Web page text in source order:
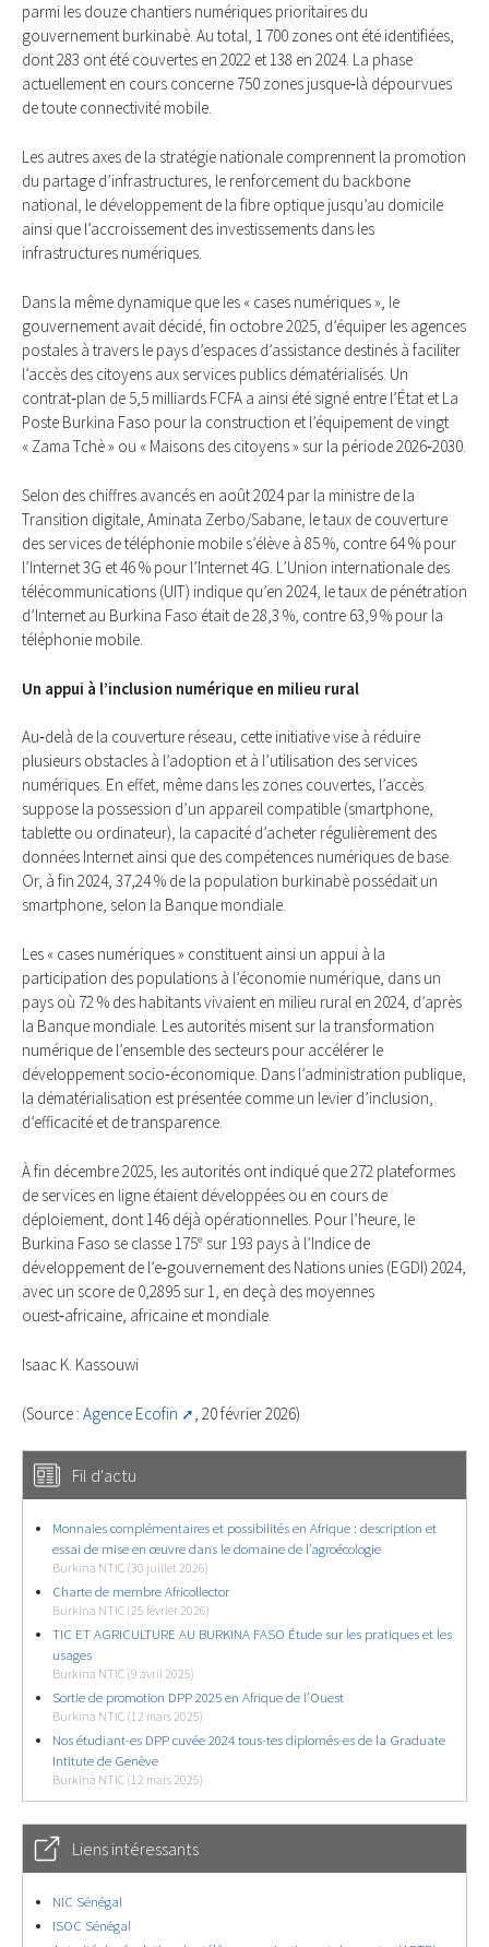
parmi les douze chantiers numériques prioritaires du
gouvernement burkinabè. Au total, 1 700 zones ont été identifiées,
dont 283 ont été couvertes en 2022 et 138 en 2024. La phase
actuellement en cours concerne 750 zones jusque‑là dépourvues
de toute connectivité mobile.
Les autres axes de la stratégie nationale comprennent la promotion
du partage d’infrastructures, le renforcement du backbone
national, le développement de la fibre optique jusqu’au domicile
ainsi que l’accroissement des investissements dans les
infrastructures numériques.
Dans la même dynamique que les « cases numériques », le
gouvernement avait décidé, fin octobre 2025, d’équiper les agences
postales à travers le pays d’espaces d’assistance destinés à faciliter
l’accès des citoyens aux services publics dématérialisés. Un
contrat‑plan de 5,5 milliards FCFA a ainsi été signé entre l’État et La
Poste Burkina Faso pour la construction et l’équipement de vingt
« Zama Tchè » ou « Maisons des citoyens » sur la période 2026‑2030.
Selon des chiffres avancés en août 2024 par la ministre de la
Transition digitale, Aminata Zerbo/Sabane, le taux de couverture
des services de téléphonie mobile s’élève à 85 %, contre 64 % pour
l’Internet 3G et 46 % pour l’Internet 4G. L’Union internationale des
télécommunications (UIT) indique qu’en 2024, le taux de pénétration
d’Internet au Burkina Faso était de 28,3 %, contre 63,9 % pour la
téléphonie mobile.
Un appui à l’inclusion numérique en milieu rural
Au‑delà de la couverture réseau, cette initiative vise à réduire
plusieurs obstacles à l’adoption et à l’utilisation des services
numériques. En effet, même dans les zones couvertes, l’accès
suppose la possession d’un appareil compatible (smartphone,
tablette ou ordinateur), la capacité d’acheter régulièrement des
données Internet ainsi que des compétences numériques de base.
Or, à fin 2024, 37,24 % de la population burkinabè possédait un
smartphone, selon la Banque mondiale.
Les « cases numériques » constituent ainsi un appui à la
participation des populations à l’économie numérique, dans un
pays où 72 % des habitants vivaient en milieu rural en 2024, d’après
la Banque mondiale. Les autorités misent sur la transformation
numérique de l’ensemble des secteurs pour accélérer le
développement socio‑économique. Dans l’administration publique,
la dématérialisation est présentée comme un levier d’inclusion,
d’efficacité et de transparence.
À fin décembre 2025, les autorités ont indiqué que 272 plateformes
de services en ligne étaient développées ou en cours de
déploiement, dont 146 déjà opérationnelles. Pour l’heure, le
Burkina Faso se classe 175ᵉ sur 193 pays à l’Indice de
développement de l’e‑gouvernement des Nations unies (EGDI) 2024,
avec un score de 0,2895 sur 1, en deçà des moyennes
ouest‑africaine, africaine et mondiale.
Isaac K. Kassouwi
(Source : Agence Ecofin , 20 février 2026)
Fil d'actu
Monnaies complémentaires et possibilités en Afrique : description et
essai de mise en œuvre dans le domaine de l’agroécologie
Burkina NTIC (30 juillet 2026)
Charte de membre Africollector
Burkina NTIC (25 février 2026)
TIC ET AGRICULTURE AU BURKINA FASO Étude sur les pratiques et les
usages
Burkina NTIC (9 avril 2025)
Sortie de promotion DPP 2025 en Afrique de l’Ouest
Burkina NTIC (12 mars 2025)
Nos étudiant-es DPP cuvée 2024 tous-tes diplomés-es de la Graduate
Intitute de Genève
Burkina NTIC (12 mars 2025)
Liens intéressants
NIC Sénégal
ISOC Sénégal